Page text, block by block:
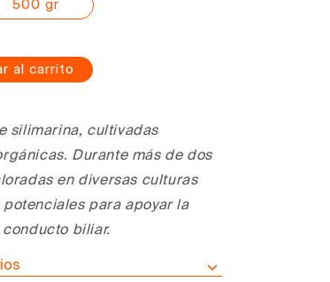
500 gr
al carrito
silimarina, cultivadas
Durante más de dos
en diversas culturas
para apoyar la
biliar.